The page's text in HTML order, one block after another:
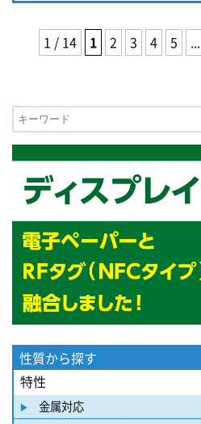
1 / 14 1 2 3 4 5 ...
性質から探す
特性
金属対応